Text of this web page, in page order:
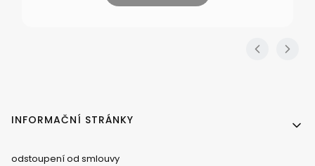
Menu v zápatí
INFORMAČNÍ STRÁNKY
odstoupení od smlouvy